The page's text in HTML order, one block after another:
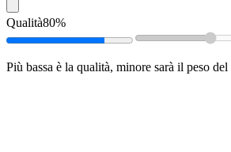
Qualità80%
Più bassa è la qualità, minore sarà il peso